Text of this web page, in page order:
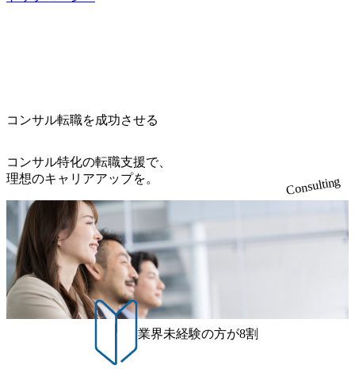
ルティング領域)から参画いただきます。 課題選定から顧客
だきます。 アジャイル開発を通じて顧客の要望や提案を柔
軟に取り入れながら改善サイクルを回すため、ご自身の提
案がサービスに直接反映されやすく、高い貢献度を実感で
きます。 ● 勤務地 東京都渋谷区渋谷3丁目6-7 渋谷金王タワ
ー 事業所内禁煙(入居する施設に喫煙専用室あり) ・就業規
則により就業時間内の喫煙を全面的に禁止 ・禁煙サポート
制度あり オンライン ● 必須要件 以下いずれかのご経験をお
持ちの方 ・システム・ソフトウェア開発経験3年以上 ・要
件定義～基本設計など上流経験2年以上 ・PMO経験2年以上
● 歓迎要件 ・要件定義から詳細設計までのいずれかの上流
工程の経験 ・サブリーダー以上のマネジメント経験 ・お客
様との折衝経験、交渉経験 ・組織課題に対して主体的に業
務改善に取り組まれたご経験 ・アジャイル/スクラムへの興
職率も21.8%（2023年12月時点）とフレキシブルな働き方を
③12時開始 2026年8月10日(月) 16:00 各回50分程度を想定 オ
ンライン 書類選考通過者
ンサルティング会社となり、今後も成長性が大きくみられ
柄の良さや未経験者への充実したオンボーディング支援(入
社時に10日間の間みっちりとコンサルの基礎を支援)を魅力
に感じ、他Big4ではなくアビームを選ぶ方も多数 アビーム
といえばSAPをはじめとしたシステム、とイメージされる
こともあるが実態としては経営戦略策定や新規事業立案な
どのトップラインを上げるための戦略案件も多く存在 特に
スポーツ&エンターテイメント領域ではBig4に先んじて注力
し、業界内で大きな存在感を誇る 社員の多様化する生活ス
タイルやライフイベントに対応した働きやすい職場環境を
実現するため、さまざまなサポート制度を導入している 多
文化理解や女性の活躍推進などの取り組み、また、フレッ
クス制度やフリーロケーション制度、フルリモート制度な
どの多様な働き方をサポートする制度が整備されている 202
6年8月23日(日) 9:00～18:00終了 2026年8月12日(水) 16:00 202
外オフィスへのトランスファー制度などが充実している。
東京オフィスに来るグローバルメンバーも多く、グローバ
れており、これまで多くのNPO・NGOなどの非営利団体に
無償でコンサルティングを提供している。 2026年8月29日
(土) の対面Kick-offイベントを皮切りに1か月程度のプログラ
ム ※初回プログラム : 8月29日(土)10:00～13:30 2026年8月12
日(水) 16:00 Bain & Company Tokyoでは、「Tokyo Be Bold Pr
ogram (女性候補者向け選考支援プログラム)」を実施いたし
ます。クライアントに斬新なソリューションを提供し、複
雑な経営課題を解決するために、チームのダイバーシティ
は欠かせません。是非、ユニークな視点と高い志を持つ女
性の皆様に多数ご参画頂きたいと考え、プログラムを開催
性はどのように活躍をしているのか」、「ケース面接の経
験がなく対策の仕方が知りたい」などのお声をたくさんい
コンサル転職を成功させる
コンサル特化の転職支援で、
理想のキャリアアップを。
Consulting
業界未経験の方が8割